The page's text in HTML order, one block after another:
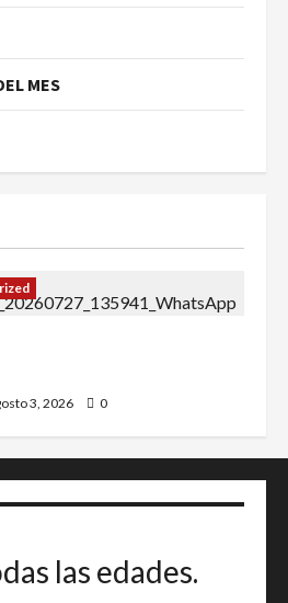
MES
3, 2026 0
las edades.